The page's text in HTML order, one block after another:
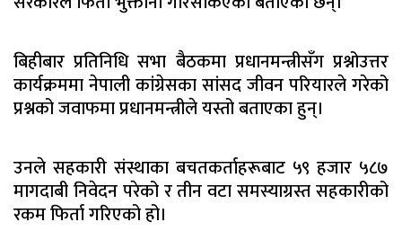
बिहीबार प्रतिनिधि सभा बैठकमा प्रधानमन्त्रीसँग प्रश्नोउत्तर
कार्यक्रममा नेपाली कांग्रेसका सांसद जीवन परियारले गरेको
प्रश्नको जवाफमा प्रधानमन्त्रीले यस्तो बताएका हुन्।
उनले सहकारी संस्थाका बचतकर्ताहरूबाट ५९ हजार ५८७
मागदाबी निवेदन परेको र तीन वटा समस्याग्रस्त सहकारीको
रकम फिर्ता गरिएको हो।